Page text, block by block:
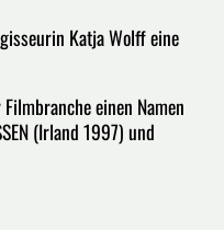
Katja Wolff eine
einen Namen
(Irland 1997) und